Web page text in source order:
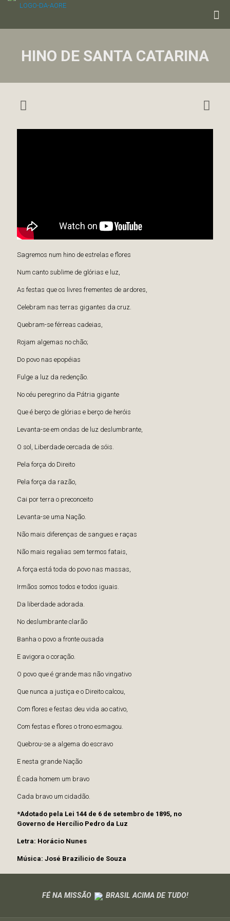
HINO DE SANTA CATARINA
Sagremos num hino de estrelas e flores
Num canto sublime de glórias e luz,
As festas que os livres frementes de ardores,
Celebram nas terras gigantes da cruz.
Quebram-se férreas cadeias,
Rojam algemas no chão;
Do povo nas epopéias
Fulge a luz da redenção.
No céu peregrino da Pátria gigante
Que é berço de glórias e berço de heróis
Levanta-se em ondas de luz deslumbrante,
O sol, Liberdade cercada de sóis.
Pela força do Direito
Pela força da razão,
Cai por terra o preconceito
Levanta-se uma Nação.
Não mais diferenças de sangues e raças
Não mais regalias sem termos fatais,
A força está toda do povo nas massas,
Irmãos somos todos e todos iguais.
Da liberdade adorada.
No deslumbrante clarão
Banha o povo a fronte ousada
E avigora o coração.
O povo que é grande mas não vingativo
Que nunca a justiça e o Direito calcou,
Com flores e festas deu vida ao cativo,
Com festas e flores o trono esmagou.
Quebrou-se a algema do escravo
E nesta grande Nação
É cada homem um bravo
Cada bravo um cidadão.
*Adotado pela Lei 144 de 6 de setembro de 1895, no
Governo de Hercílio Pedro da Luz
Letra: Horácio Nunes
Música: José Brazilicio de Souza
FÉ NA MISSÃO BRASIL ACIMA DE TUDO!